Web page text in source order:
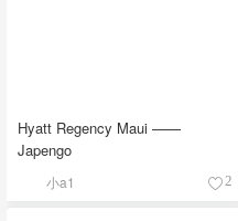
Hyatt Regency Maui ——
Japengo
小a1 2